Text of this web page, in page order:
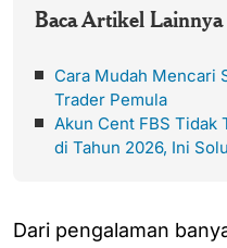
Baca Artikel Lainnya
Cara Mudah Mencari
Trader Pemula
Akun Cent FBS Tidak
di Tahun 2026, Ini
Dari pengalaman